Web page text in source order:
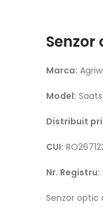
Senzor
Marca:
Model:
Distribuit
CUI:
Nr. Registru:
Senzor optic